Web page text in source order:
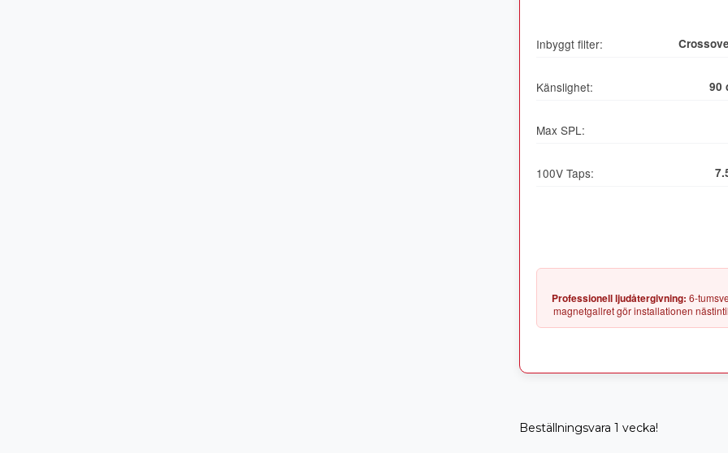
Inbyggt filter:
Känslighet: 90
Max SPL:
100V Taps:
Professionell ljudåtergivning: 6-
Beställningsvara 1 vecka!